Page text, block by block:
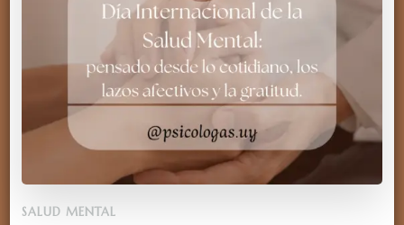
SALUD MENTAL